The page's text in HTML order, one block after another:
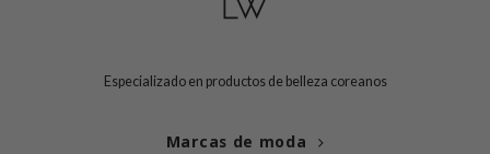
Especializado en productos de belleza coreanos
Marcas de moda